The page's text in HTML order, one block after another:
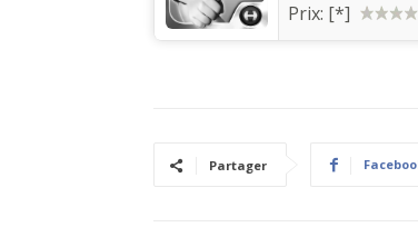
Prix: [*]
Partager